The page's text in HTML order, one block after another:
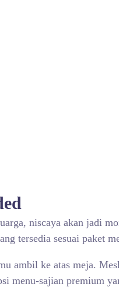
niscaya akan jadi
tersedia sesuai paket
ambil ke atas meja.
menu-sajian premium